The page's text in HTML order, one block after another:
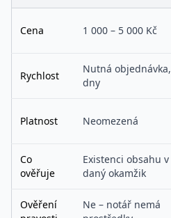
Cena 1 000 – 5 000 Kč
Rychlost
Nutná objednávka,
dny
Platnost Neomezená
Co
ověřuje
Existenci obsahu v
daný okamžik
Ověření
Ne – notář nemá